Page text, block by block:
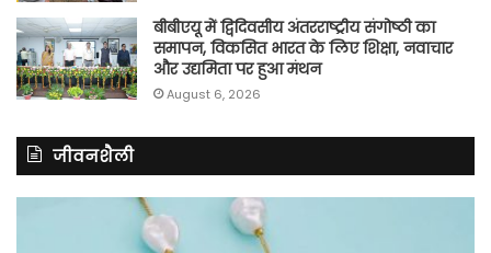
बीबीएयू में द्विदिवसीय अंतरराष्ट्रीय संगोष्ठी का
समापन, विकसित भारत के लिए शिक्षा, नवाचार
और उद्यमिता पर हुआ मंथन
August 6, 2026
जीवनशैली